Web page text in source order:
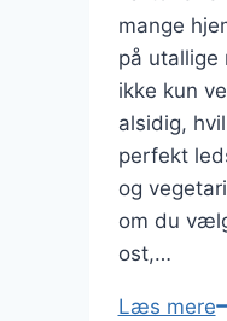
mange
på utallige
ikke kun
alsidig,
perfekt
og
om du
ost,…
Læs mere